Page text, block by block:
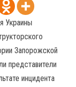
Украины
Запорожской
представители
инцидента